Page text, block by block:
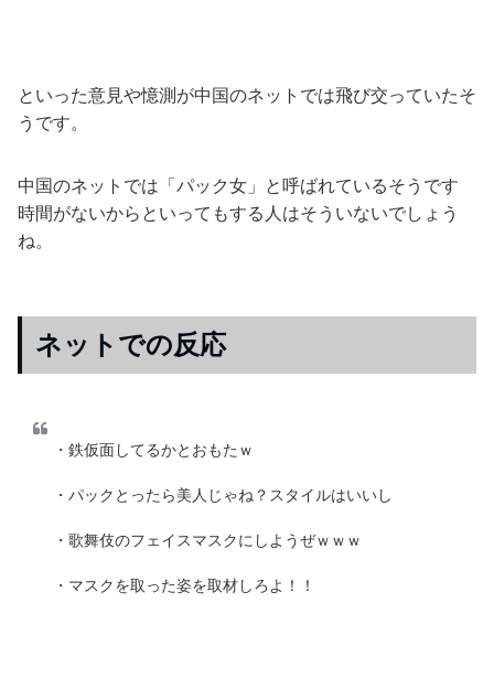
といった意見や憶測が中国のネットでは飛び交っていたそ
うです。
中国のネットでは「パック女」と呼ばれているそうです
時間がないからといってもする人はそういないでしょう
ね。
ネットでの反応
・鉄仮面してるかとおもたｗ
・パックとったら美人じゃね？スタイルはいいし
・歌舞伎のフェイスマスクにしようぜｗｗｗ
・マスクを取った姿を取材しろよ！！